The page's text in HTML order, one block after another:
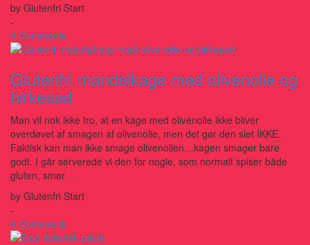
by Glutenfri Start
-
0 Comments
Glutenfri mandelkage med olivenolie og
birkesød
Man vil nok ikke tro, at en kage med olivenolie ikke bliver
overdøvet af smagen af olivenolie, men det gør den slet IKKE.
Faktisk kan man ikke smage olivenolien…kagen smager bare
godt. I går serverede vi den for nogle, som normalt spiser både
gluten, smør …
by Glutenfri Start
-
6 Comments